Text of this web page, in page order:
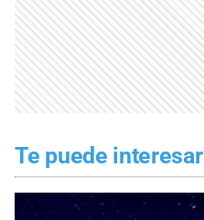
Te puede interesar